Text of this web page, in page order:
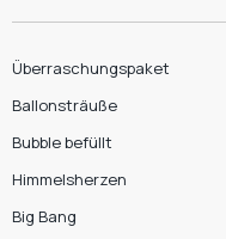
Überraschungspaket
Ballonsträuße
Bubble befüllt
Himmelsherzen
Big Bang